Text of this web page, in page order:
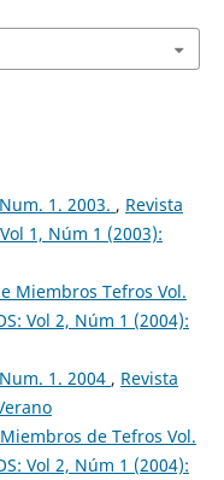
1. 2003. , Revista
1, Núm 1 (2003):
Miembros Tefros Vol.
Vol 2, Núm 1 (2004):
1. 2004 , Revista
de Tefros Vol.
Vol 2, Núm 1 (2004):